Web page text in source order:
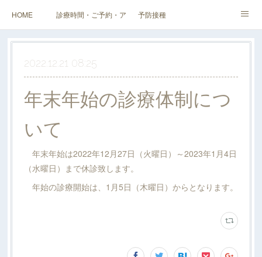
HOME 診療時間・ご予約・アクセス予防接種
健診（検診）・人間ドック・その他外来
企業健診 スタッフ・当院紹介
2022.12.21 08:25
年末年始の診療体制につ
いて
年末年始は2022年12月27日（火曜日）～2023年1月4日
（水曜日）まで休診致します。
年始の診療開始は、1月5日（木曜日）からとなります。